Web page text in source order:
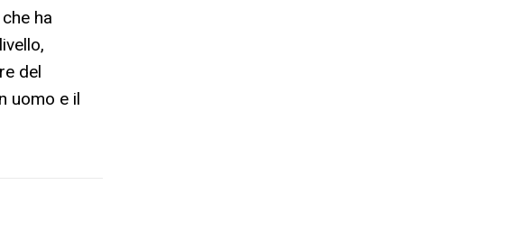
ha
del
uomo e il